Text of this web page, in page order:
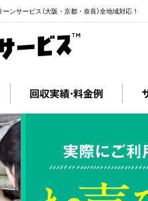
ンサービス（大阪・京都・奈良）全地域対応！
回収実績・料金例
実際にご利